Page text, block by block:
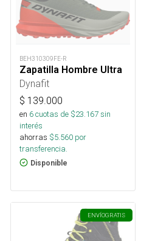
BEH310309FE-R
Zapatilla Hombre Ultra
Dynafit
$ 139.000
en 6cuotas de $23.167sin
interés
ahorras $5.560 por
transferencia.
Disponible
ENVÍOGRATIS